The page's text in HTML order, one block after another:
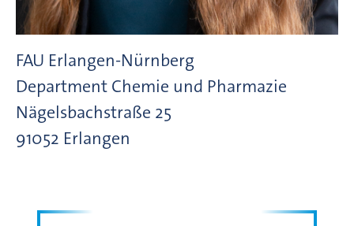
FAU Erlangen-Nürnberg
Department Chemie und Pharmazie
Nägelsbachstraße 25
91052 Erlangen